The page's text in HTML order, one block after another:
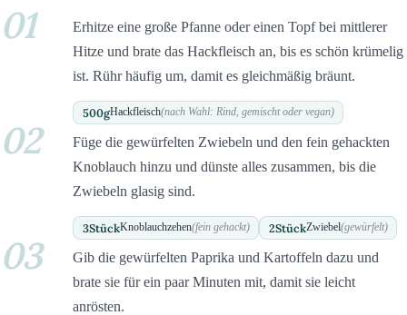
01
Erhitze eine große Pfanne oder einen Topf bei mittlerer
Hitze und brate das Hackfleisch an, bis es schön krümelig
ist. Rühr häufig um, damit es gleichmäßig bräunt.
500gHackfleisch(nach Wahl: Rind, gemischt oder vegan)
02
Füge die gewürfelten Zwiebeln und den fein gehackten
Knoblauch hinzu und dünste alles zusammen, bis die
Zwiebeln glasig sind.
3StückKnoblauchzehen(fein gehackt) 2StückZwiebel(gewürfelt)
03
Gib die gewürfelten Paprika und Kartoffeln dazu und
brate sie für ein paar Minuten mit, damit sie leicht
anrösten.